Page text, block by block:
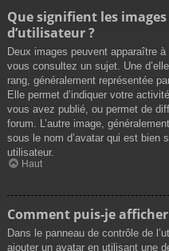
Que signifient les
d’utilisateur ?
Deux images peuvent apparaître
vous consultez un sujet. Une
rang, généralement représentée
Elle permet d’indiquer votre
vous avez publié, ou permet de
forum. L’autre image,
sous le nom d’avatar qui est bien
utilisateur.
Haut
Comment puis-je
Dans le panneau de contrôle de
ajouter un avatar en utilisant une